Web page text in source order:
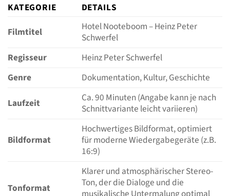
KATEGORIE
DETAILS
Filmtitel
Hotel Nooteboom – Heinz Peter
Schwerfel
Regisseur
Heinz Peter Schwerfel
Genre
Dokumentation, Kultur, Geschichte
Laufzeit
Ca. 90 Minuten (Angabe kann je nach
Schnittvariante leicht variieren)
Bildformat
Hochwertiges Bildformat, optimiert
für moderne Wiedergabegeräte (z.B.
16:9)
Tonformat
Klarer und atmosphärischer Stereo-
Ton, der die Dialoge und die